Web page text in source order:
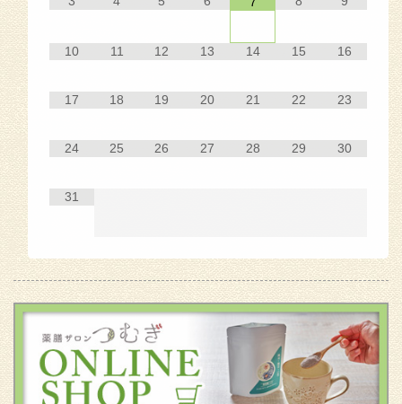
10 11 12 13 14 15 16
17 18 19 20 21 22 23
24 25 26 27 28 29 30
31